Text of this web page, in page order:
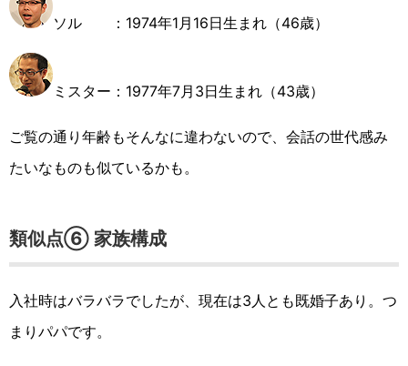
ソル ：1974年1月16日生まれ（46歳）
ミスター：1977年7月3日生まれ（43歳）
ご覧の通り年齢もそんなに違わないので、会話の世代感み
たいなものも似ているかも。
類似点⑥ 家族構成
入社時はバラバラでしたが、現在は3人とも既婚子あり。つ
まりパパです。